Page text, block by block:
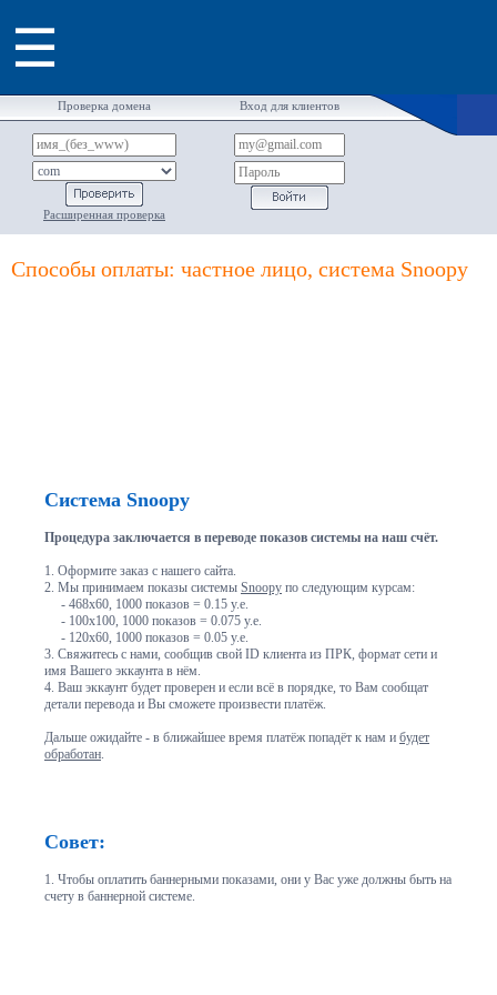
☰
Проверка домена
Расширенная проверка
Вход для клиентов
Способы оплаты: частное лицо, система Snoopy
Система Snoopy
Процедура заключается в переводе показов системы на наш счёт.
1. Оформите заказ с нашего сайта.
2. Мы принимаем показы системы Snoopy по следующим курсам:
- 468x60, 1000 показов = 0.15 у.е.
- 100x100, 1000 показов = 0.075 у.е.
- 120x60, 1000 показов = 0.05 у.е.
3. Свяжитесь с нами, сообщив свой ID клиента из ПРК, формат сети и
имя Вашего эккаунта в нём.
4. Ваш эккаунт будет проверен и если всё в порядке, то Вам сообщат
детали перевода и Вы сможете произвести платёж.
Дальше ожидайте - в ближайшее время платёж попадёт к нам и будет
обработан.
Совет:
1. Чтобы оплатить баннерными показами, они у Вас уже должны быть на
счету в баннерной системе.